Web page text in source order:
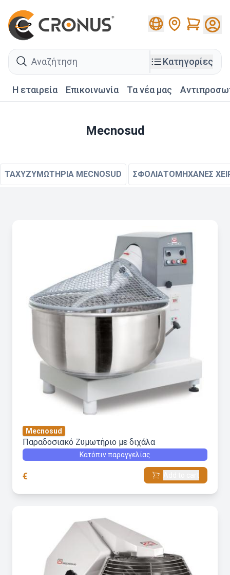
Cart
search
Κατηγορίες
Η εταιρεία Επικοινωνία Τα νέα μας
Mecnosud
ΤΑΧΥΖΥΜΩΤΗΡΙΑ MECNOSUD ΣΦΟΛΙΑΤΟΜΗΧΑΝΕΣ
Mecnosud
Παραδοσιακό Ζυμωτήριο με διχάλα
Κατόπιν παραγγελίας
€